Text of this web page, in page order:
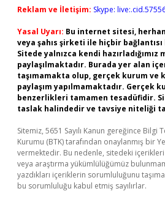
Reklam ve İletişim: Skype:
Yasal Uyarı: Bu internet sitesi,
veya şahıs şirketi ile hiçbir
Sitede yalnızca kendi hazırladığımız
paylaşılmaktadır. Burada yer alan
taşımamakta olup, gerçek kurum ve
paylaşım yapılmamaktadır. Gerçek
benzerlikleri tamamen tesadüfidir.
taslak halindedir ve tavsiye niteliği
Sitemiz, 5651 Sayılı Kanun gereğince Bilgi
Kurumu (BTK) tarafından onaylanmış bir
vermektedir. Bu nedenle, sitedeki
veya araştırma yükümlülüğümüz
yazdıkları içeriklerin sorumluluğunu
bu sorumluluğu kabul etmiş sayılırlar.